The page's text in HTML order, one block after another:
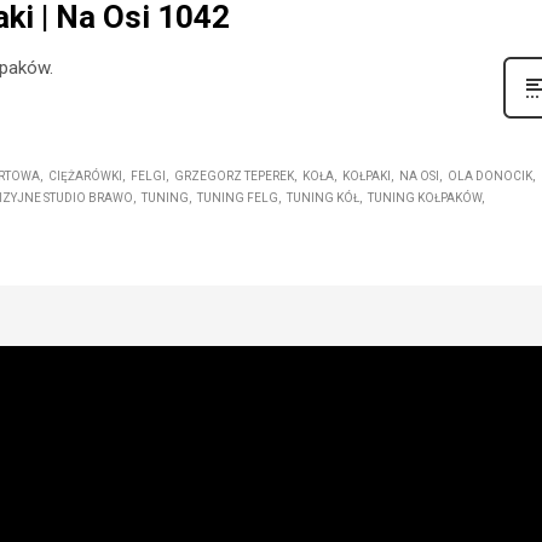
| Na Osi 1042
CIĘŻARÓWKI FELGI GRZEGORZ TEPEREK KOŁA KOŁPAKI NA OSI
OLA DONOCIK
STUDIO BRAWO TUNING TUNING FELG TUNING KÓŁ
TUNING KOŁPAKÓW